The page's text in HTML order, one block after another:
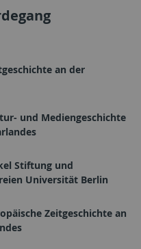
an der
und Mediengeschichte
Stiftung und
Universität Berlin
Zeitgeschichte an